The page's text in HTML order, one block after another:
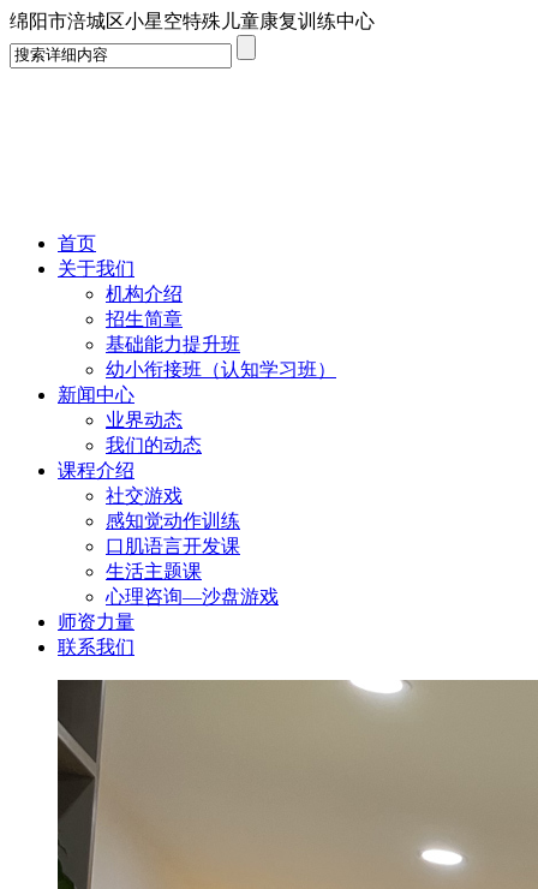
绵阳市涪城区小星空特殊儿童康复训练中心
首页
关于我们
机构介绍
招生简章
基础能力提升班
幼小衔接班（认知学习班）
新闻中心
业界动态
我们的动态
课程介绍
社交游戏
感知觉动作训练
口肌语言开发课
生活主题课
心理咨询—沙盘游戏
师资力量
联系我们